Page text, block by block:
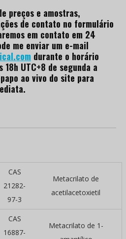
preços e amostras,
de contato no formulário
em contato em 24
me enviar um e-mail
durante o horário
UTC+8 de segunda a
ao vivo do site para
CAS
21282-
97-3
Metacrilato de
acetilacetoxietil
CAS
16887-
Metacrilato de 1-